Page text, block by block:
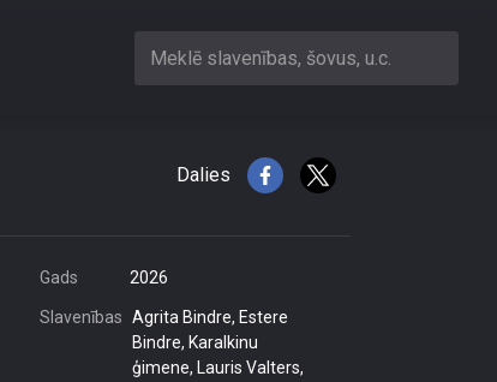
Meklē slavenības, šovus, u.c.
Dalies
Gads 2026
Slavenības Agrita Bindre, Estere
Bindre, Karalkinu
ģimene, Lauris Valters,